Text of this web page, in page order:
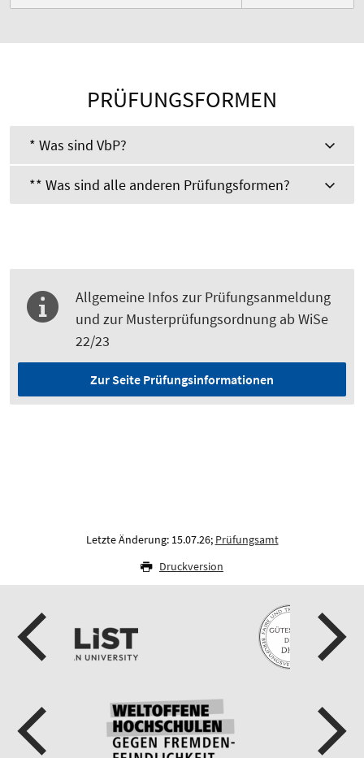
PRÜFUNGSFORMEN
* Was sind VbP?
** Was sind alle anderen Prüfungsformen?
Allgemeine Infos zur Prüfungsanmeldung
und zur Musterprüfungsordnung ab WiSe
22/23
Zur Seite Prüfungsinformationen
Letzte Änderung: 15.07.26; Prüfungsamt
Druckversion